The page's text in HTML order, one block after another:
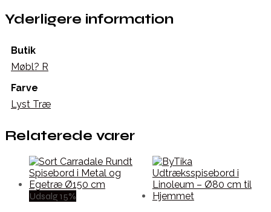
Yderligere information
Butik
Møbl? R
Farve
Lyst Træ
Relaterede varer
Udsalg 15%